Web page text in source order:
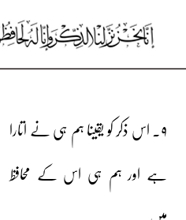
۹۔ اس ذکر کو یقینا ہم ہی نے اتارا
ہے اور ہم ہی اس کے محافظ